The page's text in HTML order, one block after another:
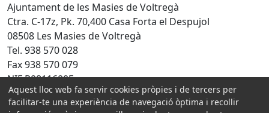
Ajuntament de les Masies de Voltregà
Ctra. C-17z, Pk. 70,400 Casa Forta el Despujol
08508 Les Masies de Voltregà
Tel. 938 570 028
Fax 938 570 079
NIF P0811600F
Amb la col·laboració de:
Aquest lloc web fa servir cookies pròpies i de tercers per
facilitar-te una experiència de navegació òptima i recollir